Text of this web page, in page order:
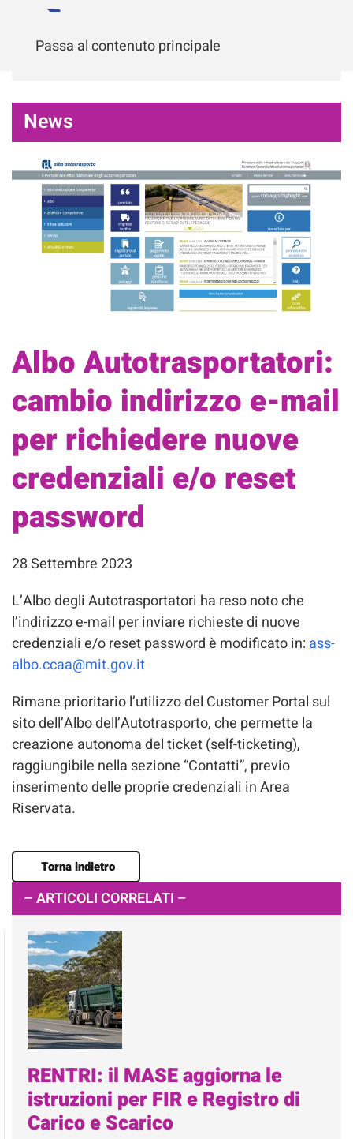
Passa al contenuto principale
News
Albo Autotrasportatori:
cambio indirizzo e-mail
per richiedere nuove
credenziali e/o reset
password
28 Settembre 2023
L’Albo degli Autotrasportatori ha reso noto che
l’indirizzo e-mail per inviare richieste di nuove
credenziali e/o reset password è modificato in: ass-
albo.ccaa@mit.gov.it
Rimane prioritario l’utilizzo del Customer Portal sul
sito dell’Albo dell’Autotrasporto, che permette la
creazione autonoma del ticket (self-ticketing),
raggiungibile nella sezione “Contatti”, previo
inserimento delle proprie credenziali in Area
Riservata.
Torna indietro
– ARTICOLI CORRELATI –
RENTRI: il MASE aggiorna le
istruzioni per FIR e Registro di
Carico e Scarico